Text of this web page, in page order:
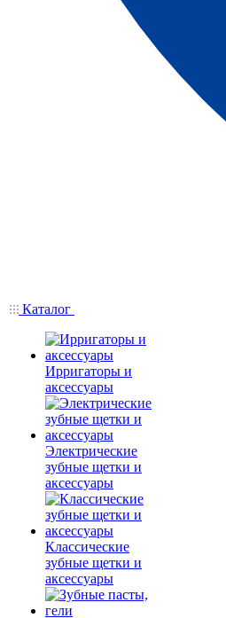
Каталог
Ирригаторы и
аксессуары
Электрические
зубные щетки и
аксессуары
Классические
зубные щетки и
аксессуары